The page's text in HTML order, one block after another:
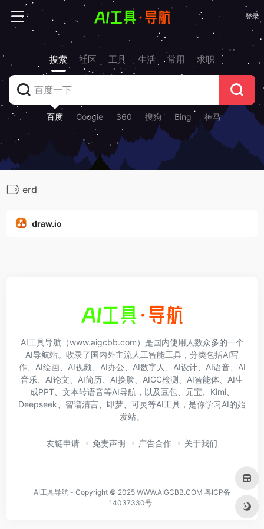
登录
搜索 社区 工具 生活 常用 求职
百度 Google 360 搜狗 Bing 神马
erd
draw.io
AI工具导航（www.aigcbb.com）是国内使用人数众多的一个
AI导航站。收录了国内外主流人工智能工具，分类包括AI写
作、AI绘画、AI视频、AI办公、AI数字人、AI设计、AI语音、AI
音乐、AI论文、AI简历、AI换脸、AIGC检测、AI智能体、AI生
成PPT、文本转语音等AI导航，以及豆包、元宝、Kimi、
Deepseek、智谱清言、即梦、可灵等AI工具，是你学习AI的始
发站。
友链申请 免责声明 广告合作 关于我们
AI工具导航 - Copyright © 2025 WWW.AIGCBB.COM 粤ICP备
14037330号